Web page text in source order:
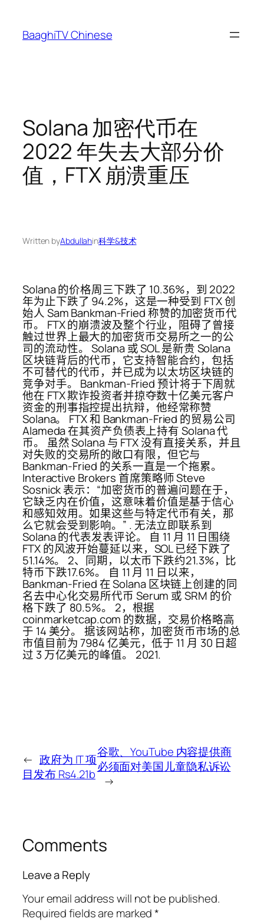
content
BaaghiTV Chinese
Solana 加密代币在
2022 年失去大部分价
值，FTX 崩溃重压
Written byAbdullahin科学&技术
Solana 的价格周三下跌了 10.36%，到 ​​2022
年为止下跌了 94.2%，这是一种受到 FTX 创
始人 Sam Bankman-Fried 称赞的加密货币代
币。 FTX 的崩溃波及整个行业，阻碍了曾接
触过世界上最大的加密货币交易所之一的公
司的流动性。 Solana 或 SOL 是新贵 Solana
区块链背后的代币，它支持智能合约，包括
不可替代的代币，并已成为以太坊区块链的
竞争对手。 Bankman-Fried 预计将于下周就
他在 FTX 欺诈投资者并掠夺数十亿美元客户
资金的刑事指控提出抗辩，他经常称赞
Solana。 FTX 和 Bankman-Fried 的贸易公司
Alameda 在其资产负债表上持有 Solana 代
币。 虽然 Solana 与 FTX 没有直接关系，并且
对失败的交易所的敞口有限，但它与
Bankman-Fried 的关系一直是一个拖累。
Interactive Brokers 首席策略师 Steve
Sosnick 表示：“加密货币的普遍问题在于，
它缺乏内在价值，这意味着价值是基于信心
和感知效用。如果这些与特定代币有关，那
么它就会受到影响。” . 无法立即联系到
Solana 的代表发表评论。 自 11 月 11 日围绕
FTX 的风波开始蔓延以来，SOL 已经下跌了
51.14%。 2、同期，以太币下跌约21.3%，比
特币下跌17.6%。 自 11 月 11 日以来，
Bankman-Fried 在 Solana 区块链上创建的同
名去中心化交易所代币 Serum 或 SRM 的价
格下跌了 80.5%。 2，根据
coinmarketcap.com 的数据，交易价格略高
于 14 美分。 据该网站称，加密货币市场的总
市值目前为 7984 亿美元，低于 11 月 30 日超
过 3 万亿美元的峰值。 2021.
← 政府为 IT 项
目发布 Rs4.21b
谷歌、YouTube 内容提供商
必须面对美国儿童隐私诉讼
→
Comments
Leave a Reply
Your email address will not be published.
Required fields are marked*